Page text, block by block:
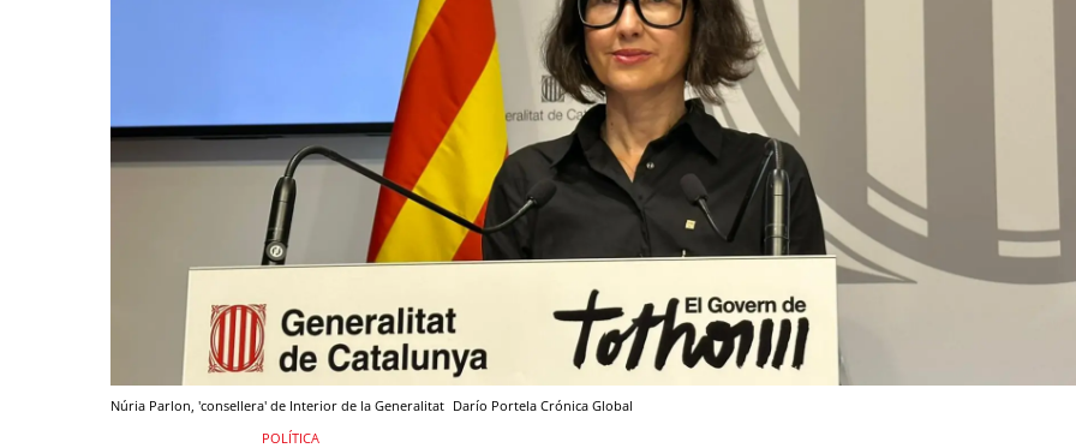
Núria Parlon, 'consellera' de Interior de la Generalitat Darío Portela Crónica Global
POLÍTICA